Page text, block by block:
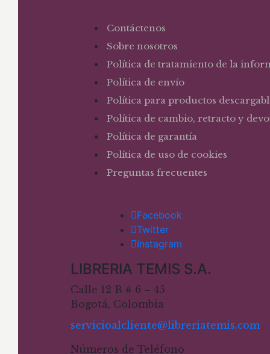
Contáctenos
Sobre nosotros
Política de tratamiento de la
Política de envío
Política para productos
Política de cambio, retracto y
Política de garantía
Política de uso de cookies
Preguntas frecuentes
Facebook
Twitter
Instagram
LIBRERIA TEMIS S.A.
Calle 12 B # 6 – 45
Bogotá, Colombia
servicioalcliente@libreriatemis.com
Números de Teléfono